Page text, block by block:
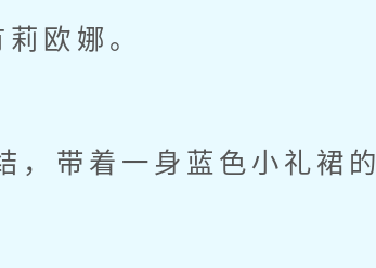
欧娜。
带着一身蓝色小礼裙的